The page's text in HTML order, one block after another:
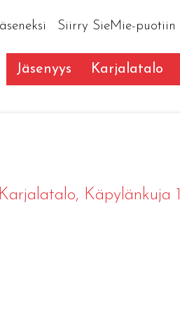
Siirry SieMie-puotiin
Jäsenyys Karjalatalo
Käpylänkuja 1